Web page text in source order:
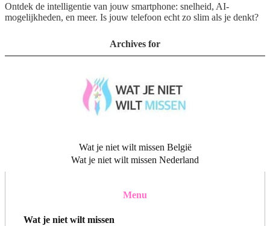
Ontdek de intelligentie van jouw smartphone: snelheid, AI-
mogelijkheden, en meer. Is jouw telefoon echt zo slim als je denkt?
Archives for
Wat je niet wilt missen België
Wat je niet wilt missen Nederland
Menu
Wat je niet wilt missen